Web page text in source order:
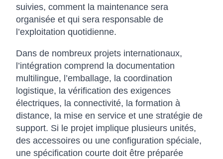
suivies, comment la maintenance sera
organisée et qui sera responsable de
l’exploitation quotidienne.
Dans de nombreux projets internationaux,
l’intégration comprend la documentation
multilingue, l’emballage, la coordination
logistique, la vérification des exigences
électriques, la connectivité, la formation à
distance, la mise en service et une stratégie de
support. Si le projet implique plusieurs unités,
des accessoires ou une configuration spéciale,
une spécification courte doit être préparée